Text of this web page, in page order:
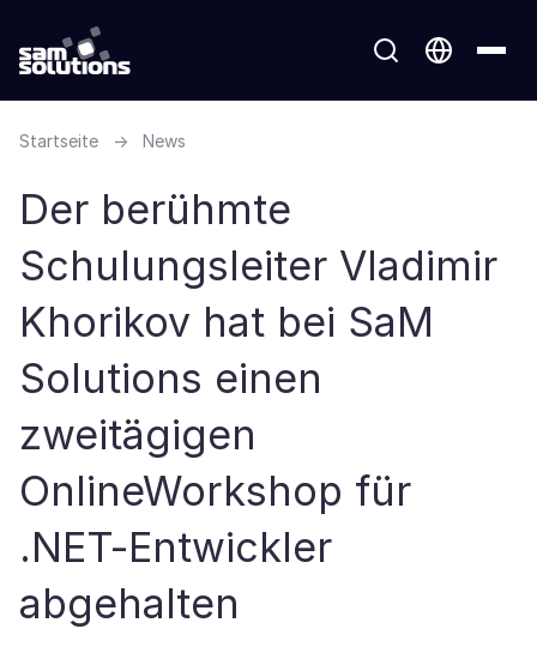
Startseite → News
Der berühmte
Schulungsleiter Vladimir
Khorikov hat bei SaM
Solutions einen
zweitägigen
OnlineWorkshop für
.NET-Entwickler
abgehalten